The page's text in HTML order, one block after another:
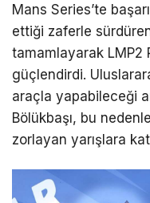
Mans Series’te
ettiği zaferle
tamamlayarak LMP2
güçlendirdi.
araçla yapabileceği
Bölükbaşı, bu
zorlayan yarışlara